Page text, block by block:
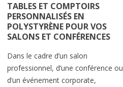
TABLES ET COMPTOIRS
PERSONNALISÉS EN
POLYSTYRÈNE POUR VOS
SALONS ET CONFÉRENCES
Dans le cadre d’un salon
professionnel, d’une conférence ou
d’un événement corporate,